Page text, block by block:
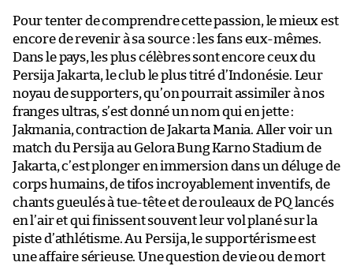
Pour tenter de comprendre cette passion, le mieux est
encore de revenir à sa source : les fans eux-mêmes.
Dans le pays, les plus célèbres sont encore ceux du
Persija Jakarta, le club le plus titré d’Indonésie. Leur
noyau de supporters, qu’on pourrait assimiler à nos
franges ultras, s’est donné un nom qui en jette :
Jakmania, contraction de Jakarta Mania. Aller voir un
match du Persija au Gelora Bung Karno Stadium de
Jakarta, c’est plonger en immersion dans un déluge de
corps humains, de tifos incroyablement inventifs, de
chants gueulés à tue-tête et de rouleaux de PQ lancés
en l’air et qui finissent souvent leur vol plané sur la
piste d’athlétisme. Au Persija, le supportérisme est
une affaire sérieuse. Une question de vie ou de mort